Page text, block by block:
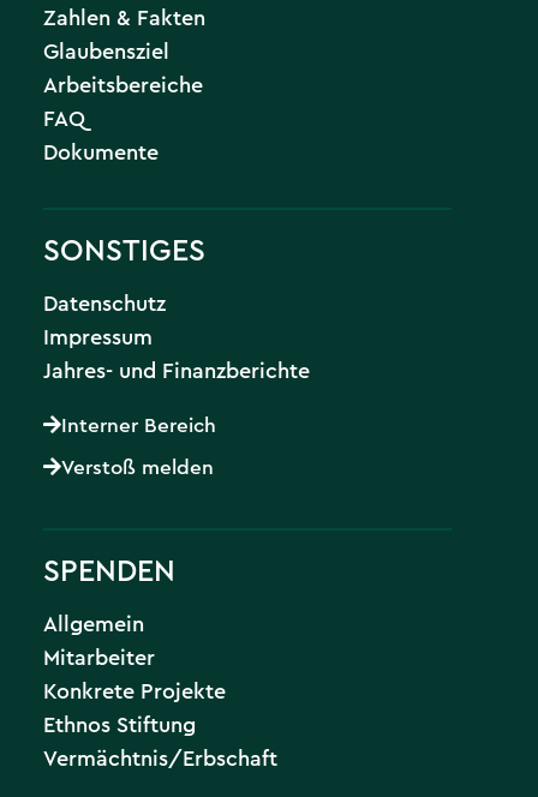
Zahlen & Fakten
Glaubensziel
Arbeitsbereiche
FAQ
Dokumente
SPENDEN
Allgemein
Mitarbeiter
Konkrete Projekte
Ethnos Stiftung
Vermächtnis/Erbschaft
SONSTIGES
Datenschutz
Impressum
Jahres- und Finanzberichte
Interner Bereich
Verstoß melden